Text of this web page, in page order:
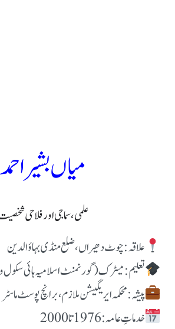
میاں بشیر احمد
علمی، سماجی اور فلاحی
علاقہ: چوٹ دھیراں، ضلع منڈی بہاؤالدین
تعلیم: میٹرک (گورنمنٹ اسلامیہ ہائی سکول
پیشہ: محکمہ ایریگیشن ملازم، برانچ پوسٹ ماسٹر
خدماتِ عامہ: 1976 تا 2000